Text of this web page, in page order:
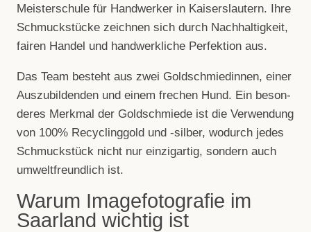
Meis­ter­schule für Hand­wer­ker in Kai­sers­lau­tern. Ihre
Schmuck­stü­cke zeich­nen sich durch Nach­hal­tig­keit,
fai­ren Han­del und hand­werk­li­che Per­fek­tion aus.
Das Team besteht aus zwei Gold­schmie­din­nen, einer
Aus­zu­bil­den­den und einem fre­chen Hund. Ein beson­
de­res Merk­mal der Gold­schmiede ist die Ver­wen­dung
von 100% Recy­cling­gold und ‑sil­ber, wodurch jedes
Schmuck­stück nicht nur ein­zig­ar­tig, son­dern auch
umwelt­freund­lich ist.
Warum Imagefotografie im
Saarland wichtig ist